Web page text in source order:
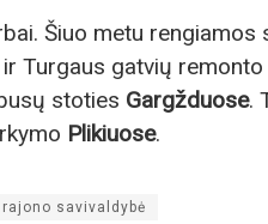
Šiuo metu
Turgaus gatvių
stoties Gargžduose.
Plikiuose.
savivaldybė